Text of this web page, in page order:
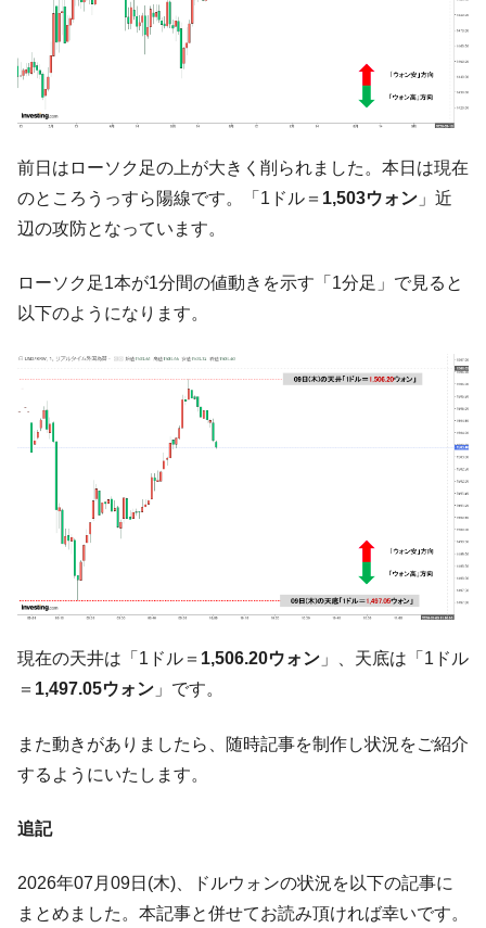
ーにウソのデータを入力したのは明白だ」
『Money1』
韓国･李在明さっそく不動産対策で浅薄な発
言。
『Money1』
韓国は「中国と同じく」投資に不適格な国
だ。
『Money1』
『韓国銀行』が「金の保有量を増やしま
す」⇒「金を経由するドル入手」手段ではないのか？
『Money1』
韓国･外為取引量「1日当たり1,214.4億ド
『Money1』
韓国･帰ってきた李在明。李在明を支持しな
い「50.5％」に上昇
た ⇒ 国家が行った恐るべき株価操作であり、空前の国政壟
『Money1』
韓国･警察職員が「丸刈りになって抗議活
動」
『Money1』
中国だけが鉄鋼輸出を異常増加させる ⇒ 中
国の過剰生産が世界を蝕む。
『Money1』
韓国製造業「半導体絶好調」のウラで他業
種は全般的「不調」⇒ PSIが示す現況は決して良くない。
『Money1』
【米韓激突案件】韓国消費者院が『クーパ
『Money1』 韓国で猛暑。南東部では干ばつ
「KDDX」1番艦、2032年竣工と公示
『Money1』
【対日本円】ウォン安が急進！ 日米の協調
『Money1』
1.9倍！
『Money1』
在韓米国大使スティールが着韓！⇒ さっそ
前日はローソク足の上が大きく削られました。本日は現在
のところうっすら陽線です。「1ドル＝ 1,503ウォン 」近
辺の攻防となっています。
ローソク足1本が1分間の値動きを示す「1分足」で見ると
以下のようになります。
現在の天井は「1ドル＝ 1,506.20ウォン 」、天底は「1ドル
＝ 1,497.05ウォン 」です。
また動きがありましたら、随時記事を制作し状況をご紹介
するようにいたします。
追記
2026年07月09日(木)、ドルウォンの状況を以下の記事に
まとめました。本記事と併せてお読み頂ければ幸いです。